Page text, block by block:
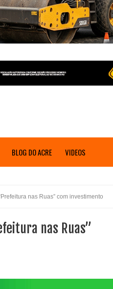
BLOG DO ACRE VIDEOS
nas Ruas” com investimento
nas Ruas”